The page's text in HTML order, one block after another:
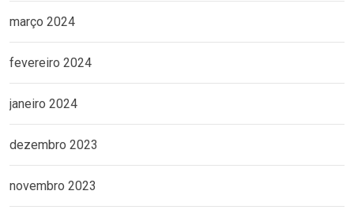
março 2024
fevereiro 2024
janeiro 2024
dezembro 2023
novembro 2023